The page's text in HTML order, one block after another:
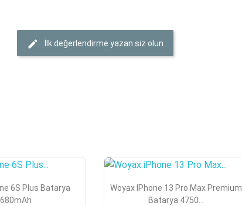
İlk değerlendirme yazan siz olun
Görünüm
6S Plus Batarya
Hızlı Görünüm
Woyax IPhone 13 Pro Max Premium
Batarya 4750...